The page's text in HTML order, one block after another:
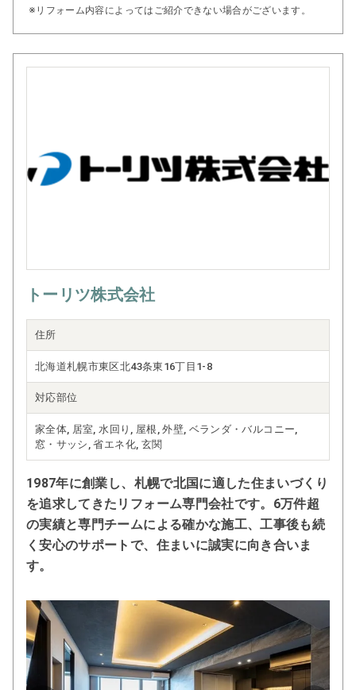
※リフォーム内容によってはご紹介できない場合がございます。
トーリツ株式会社
住所
北海道札幌市東区北43条東16丁目1-8
対応部位
家全体, 居室, 水回り, 屋根, 外壁, ベランダ・バルコニー,
窓・サッシ, 省エネ化, 玄関
1987年に創業し、札幌で北国に適した住まいづくり
を追求してきたリフォーム専門会社です。6万件超
の実績と専門チームによる確かな施工、工事後も続
く安心のサポートで、住まいに誠実に向き合いま
す。